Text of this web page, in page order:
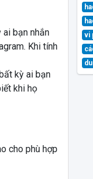
bạn nhắn
Khi tính
kỳ ai bạn
khi họ
cho phù hợp
vi